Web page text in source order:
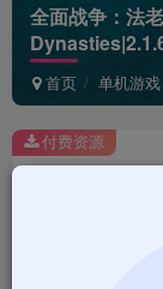
全面战争：法
首页 单机游戏
此内容为付费资源
付费资源